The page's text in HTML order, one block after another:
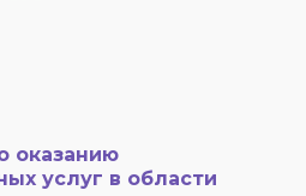
оказанию
услуг в области